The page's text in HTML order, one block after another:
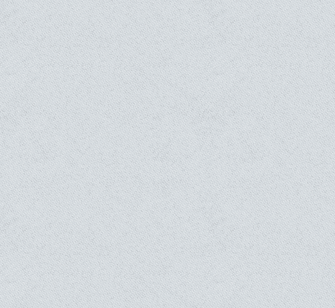
NOS FILMS DOCUMENTAIRES